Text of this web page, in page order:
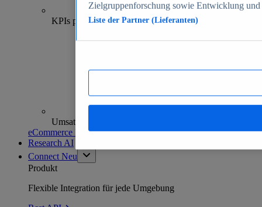
70+
KPIs pro Shop
Umsatzanalysen und -prognosen
eCommerce Insights entdecken
Research AI
Connect Neu
Produkt
Flexible Integration für jede Umgebung
Zielgruppenforschung sowie Entwicklung
Liste der Partner (Lieferanten)